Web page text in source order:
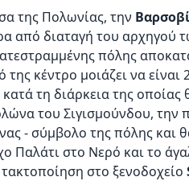
της Πολωνίας, την
διαταγή του αρχηγού
πόλης
κέντρο μοιάζει να είναι
τη διάρκεια της
του Σιγισμούνδου, την
- σύμβολο της πόλης και
Παλάτι στο Νερό και το
στο ξενοδοχείο